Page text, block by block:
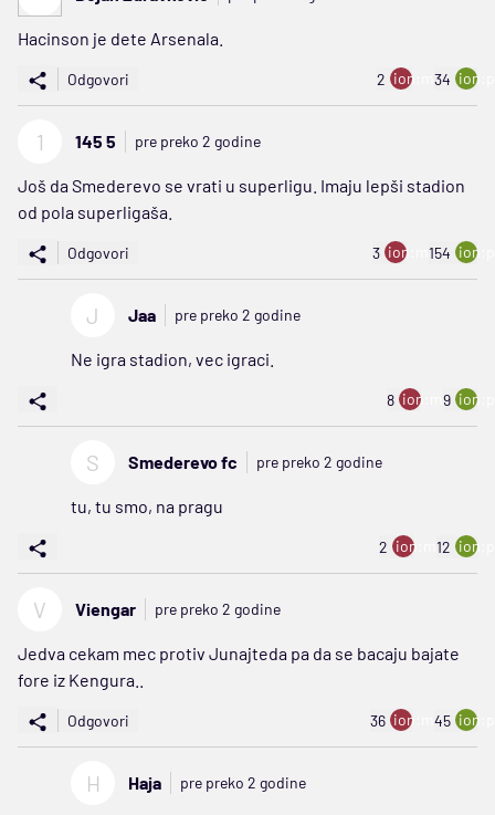
Hacinson je dete Arsenala.
Odgovori 2 ion:minus
34
1 145 5 pre preko 2 godine
Još da Smederevo se vrati u superligu. Imaju lepši stadion
od pola superligaša.
Odgovori 3 ion:minus
154
J Jaa pre preko 2 godine
Ne igra stadion, vec igraci.
8 ion:minus
9
S Smederevo fc pre preko 2 godine
tu, tu smo, na pragu
2 ion:minus
12
V Viengar pre preko 2 godine
Jedva cekam mec protiv Junajteda pa da se bacaju bajate
fore iz Kengura..
Odgovori 36 ion:minus
45
H Haja pre preko 2 godine